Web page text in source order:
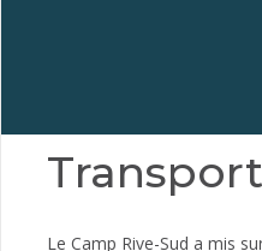
Le Camp Rive-Sud a mis